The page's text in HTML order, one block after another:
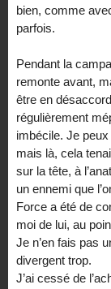
bien, comme
parfois.
Pendant la
remonte avant,
être en
régulièrement
imbécile. Je
mais là, cela
sur la tête, à
un ennemi que
Force a été de
moi de lui, au
Je n’en fais pas
divergent trop.
J’ai cessé de